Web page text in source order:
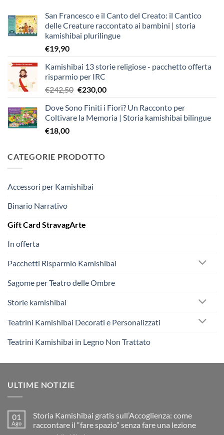
San Francesco e il Canto del Creato: il Cantico
delle Creature raccontato ai bambini | storia
kamishibai plurilingue
€19,90
Kamishibai 13 storie religiose - pacchetto offerta
risparmio per IRC
€242,50 Il
originale
era:
€230,00Il
attuale
è:
Dove Sono Finiti i Fiori? Un Racconto per
Coltivare la Memoria | Storia kamishibai bilingue
€18,00
CATEGORIE PRODOTTO
Accessori per Kamishibai
Binario Narrativo
Gift Card StravagArte
In offerta
Pacchetti Risparmio Kamishibai
Sagome per Teatro delle Ombre
Storie kamishibai
Teatrini Kamishibai Decorati e Personalizzati
Teatrini Kamishibai in Legno Non Trattato
ULTIME NOTIZIE
01
Ago
Storia Kamishibai gratis sull’Accoglienza: come
raccontare il “fare spazio” senza fare una lezione